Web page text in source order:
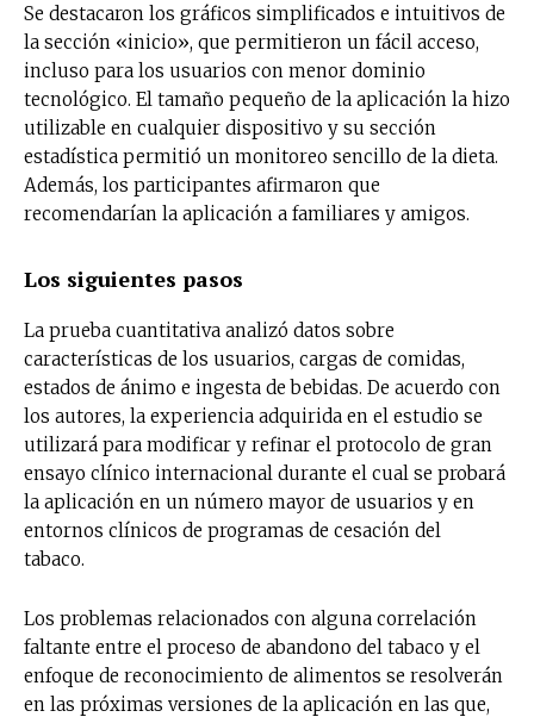
Se destacaron los gráficos simplificados e intuitivos de
la sección «inicio», que permitieron un fácil acceso,
incluso para los usuarios con menor dominio
tecnológico. El tamaño pequeño de la aplicación la hizo
utilizable en cualquier dispositivo y su sección
estadística permitió un monitoreo sencillo de la dieta.
Además, los participantes afirmaron que
recomendarían la aplicación a familiares y amigos.
Los siguientes pasos
La prueba cuantitativa analizó datos sobre
características de los usuarios, cargas de comidas,
estados de ánimo e ingesta de bebidas. De acuerdo con
los autores, la experiencia adquirida en el estudio se
utilizará para modificar y refinar el protocolo de gran
ensayo clínico internacional durante el cual se probará
la aplicación en un número mayor de usuarios y en
entornos clínicos de programas de cesación del
tabaco.
Los problemas relacionados con alguna correlación
faltante entre el proceso de abandono del tabaco y el
enfoque de reconocimiento de alimentos se resolverán
en las próximas versiones de la aplicación en las que,